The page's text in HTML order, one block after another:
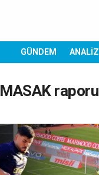
GÜNDEM ANALİZ
MASAK raporu